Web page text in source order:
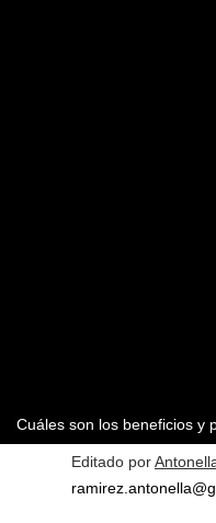
Cuáles son los beneficios y
Editado por